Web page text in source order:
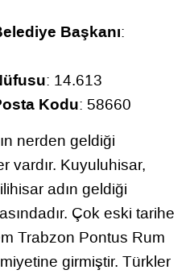
Başkanı:
: 14.613
Kodu: 58660
nerden geldiği
vardır. Kuyuluhisar,
adın geldiği
Çok eski tarihe
Trabzon Pontus Rum
girmiştir. Türkler